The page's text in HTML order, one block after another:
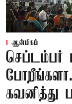
ஆன்மிகம்
செப்டம்பர்
கவனித்து